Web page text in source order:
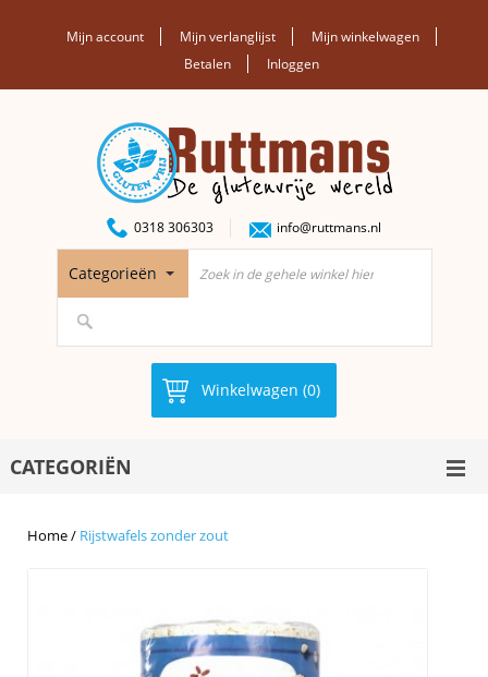
Mijn account Mijn verlanglijst
Mijn winkelwagen
Betalen
Inloggen
0318 306303 info@ruttmans.nl
Categorieën
Winkelwagen (0)
CATEGORIËN
Home/ Rijstwafels zonder zout